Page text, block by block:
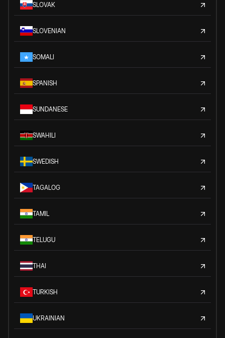
SLOVAK
SLOVENIAN
SOMALI
SPANISH
SUNDANESE
SWAHILI
SWEDISH
TAGALOG
TAMIL
TELUGU
THAI
TURKISH
UKRAINIAN